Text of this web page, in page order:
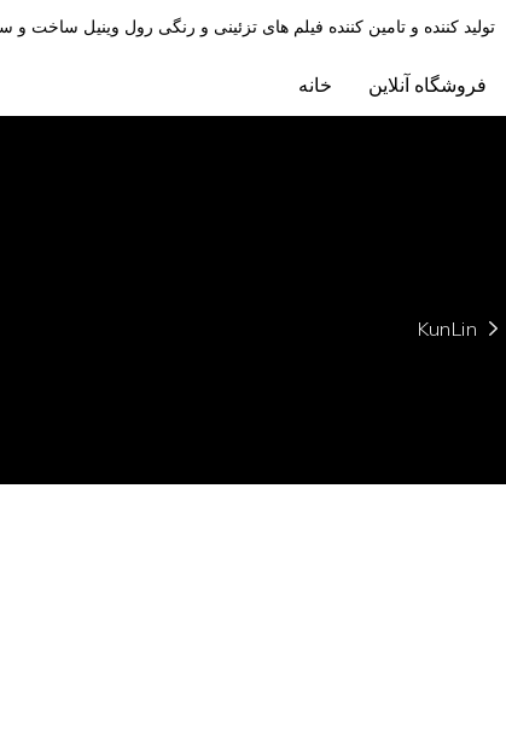
تولید کننده و تامین کننده فیلم های تزئینی و رنگی رول وینیل ساخت و
خانه فروشگاه آنلاین
KunLin